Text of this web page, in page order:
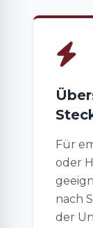
Für
oder
nach
der